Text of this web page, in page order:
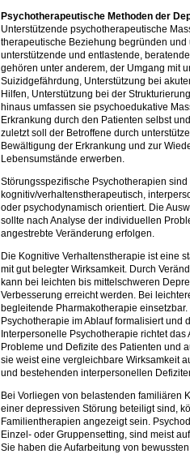
Psychotherapeutische Methoden der
Unterstützende psychotherapeutische
therapeutische Beziehung begründen
unterstützende und entlastende,
gehören unter anderem, der Umgang mit
Suizidgefährdung, Unterstützung bei
Hilfen, Unterstützung bei der
hinaus umfassen sie psychoedukative
Erkrankung durch den Patienten selbst
zuletzt soll der Betroffene durch
Bewältigung der Erkrankung und zur
Lebensumstände erwerben.
Störungsspezifische Psychotherapien
kognitiv/verhaltenstherapeutisch,
oder psychodynamisch orientiert. Die
sollte nach Analyse der individuellen
angestrebte Veränderung erfolgen.
Die Kognitive Verhaltenstherapie ist eine
mit gut belegter Wirksamkeit. Durch
kann bei leichten bis mittelschweren
Verbesserung erreicht werden. Bei
begleitende Pharmakotherapie
Psychotherapie im Ablauf formalisiert und
Interpersonelle Psychotherapie richtet
Probleme und Defizite des Patienten und
sie weist eine vergleichbare Wirksamkeit
und bestehenden interpersonellen
Bei Vorliegen von belastenden familiären
einer depressiven Störung beteiligt sind,
Familientherapien angezeigt sein.
Einzel- oder Gruppensetting, sind meist
Sie haben die Aufarbeitung von